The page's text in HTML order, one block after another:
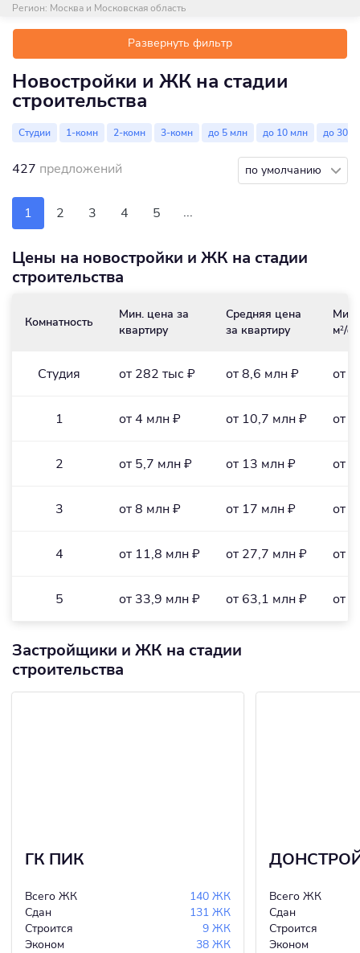
Регион: Москва и Московская область
Развернуть фильтр
Новостройки и ЖК на стадии
строительства
Студии 1-комн 2-комн 3-комн до 5 млн до 10 млн до 30 м²
427 предложений по умолчанию
1 2 3 4 5 ...
Цены на новостройки и ЖК на стадии
строительства
Комнатность
Мин. цена за
квартиру
Средняя цена
за квартиру
Мин.
м2/₽
Студия от 282 тыс ₽ от 8,6 млн ₽ от
1 от 4 млн ₽ от 10,7 млн ₽ от
2 от 5,7 млн ₽ от 13 млн ₽ от
3 от 8 млн ₽ от 17 млн ₽ от
4 от 11,8 млн ₽ от 27,7 млн ₽ от
5 от 33,9 млн ₽ от 63,1 млн ₽ от
Застройщики и ЖК на стадии
строительства
ГК ПИК
Всего ЖК
140 ЖК
Сдан
131 ЖК
Строится
9 ЖК
Эконом
38 ЖК
Всего ЖК
Сдан
Строится
Эконом